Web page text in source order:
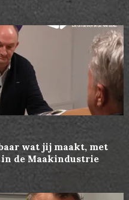
wat jij maakt, met
de Maakindustrie